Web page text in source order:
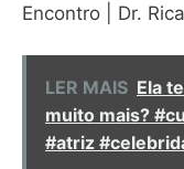
Encontro | Dr.
LER MAIS Ela
muito mais?
#atriz